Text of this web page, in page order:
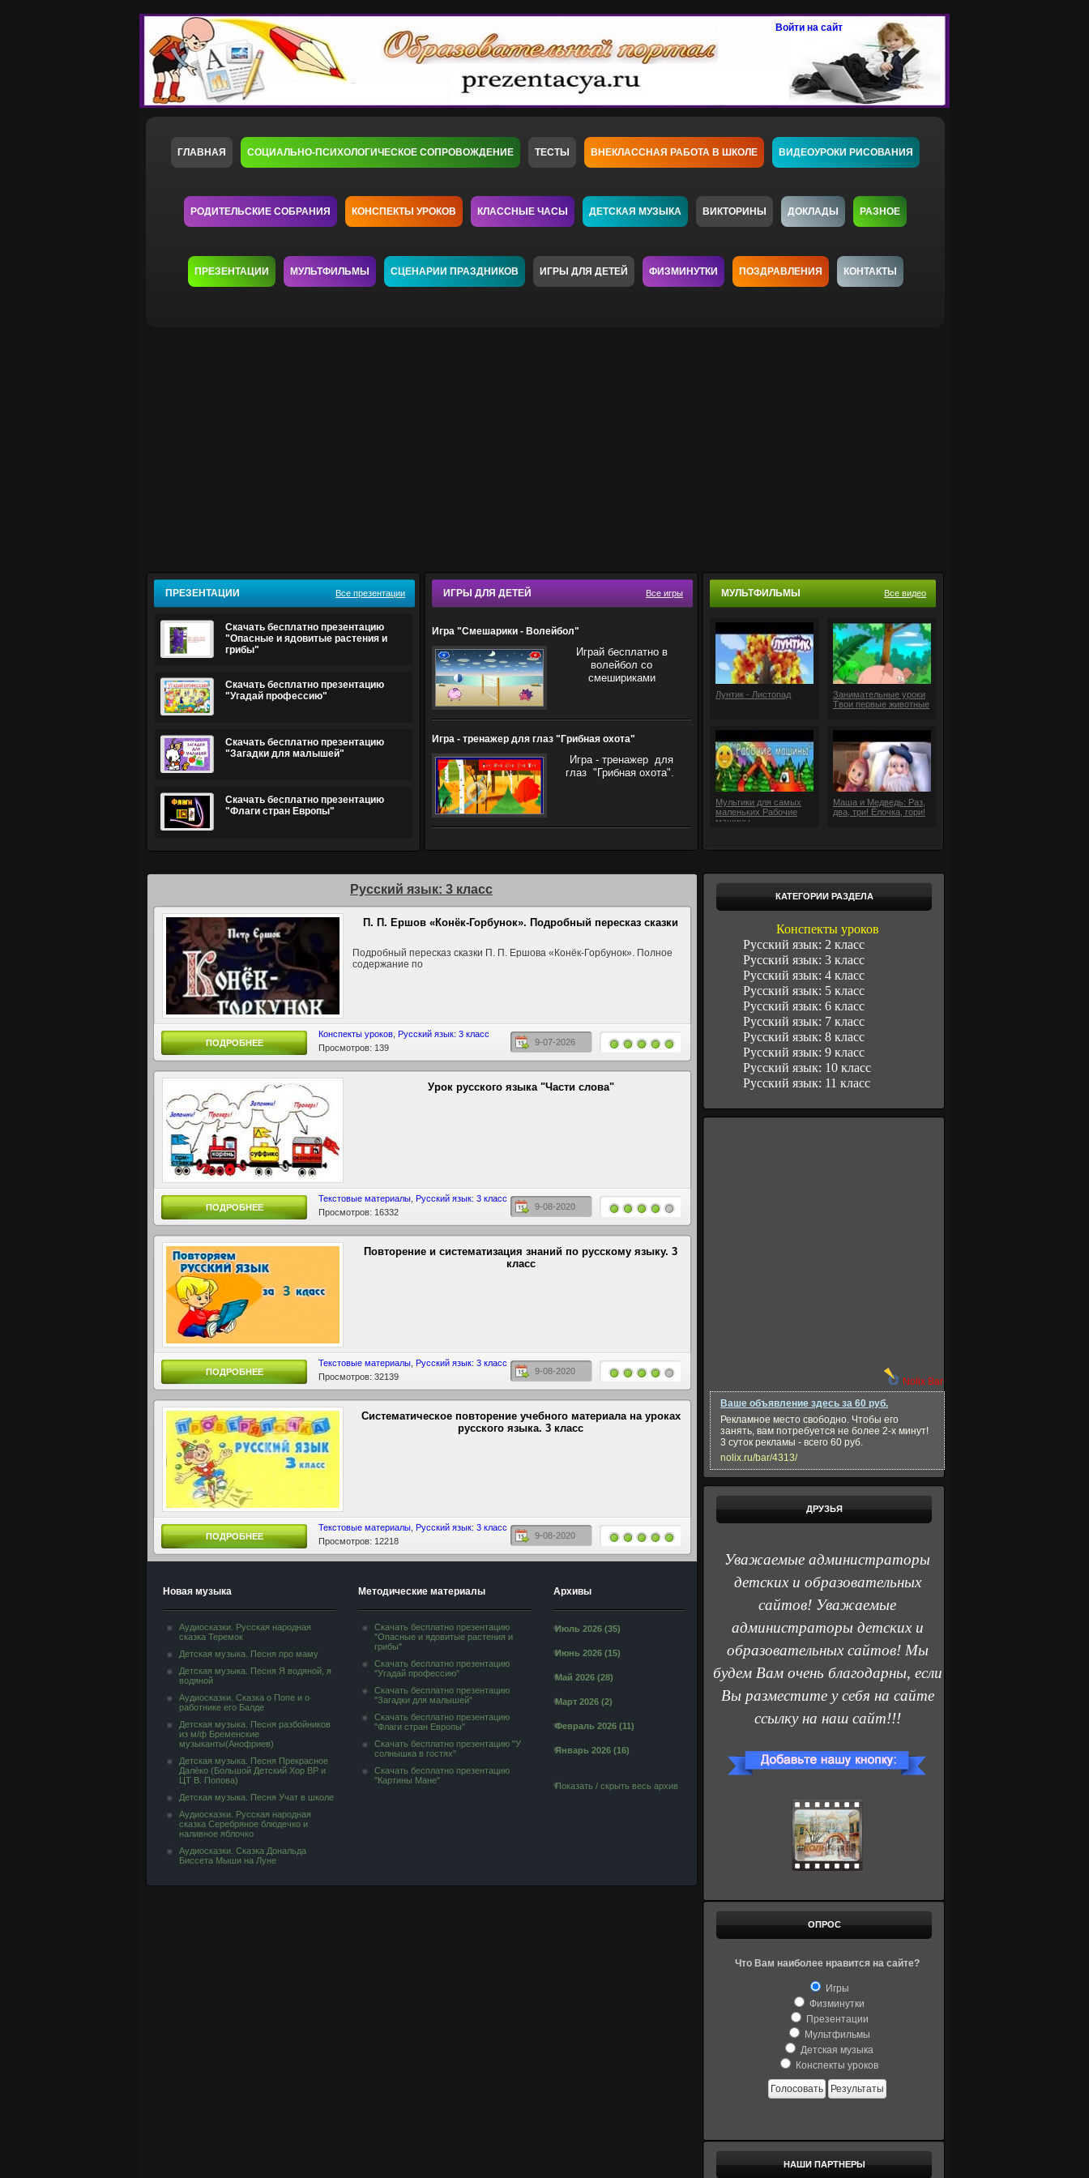
Войти на сайт
ГЛАВНАЯ СОЦИАЛЬНО-ПСИХОЛОГИЧЕСКОЕ СОПРОВОЖДЕНИЕ ТЕСТЫ ВНЕКЛАССНАЯ РАБОТА В ШКОЛЕ ВИДЕОУРОКИ РИСОВАНИЯ
РОДИТЕЛЬСКИЕ СОБРАНИЯ КОНСПЕКТЫ УРОКОВ КЛАССНЫЕ ЧАСЫ ДЕТСКАЯ МУЗЫКА ВИКТОРИНЫ ДОКЛАДЫ РАЗНОЕ
ПРЕЗЕНТАЦИИ МУЛЬТФИЛЬМЫ СЦЕНАРИИ ПРАЗДНИКОВ ИГРЫ ДЛЯ ДЕТЕЙ ФИЗМИНУТКИ ПОЗДРАВЛЕНИЯ КОНТАКТЫ
ПРЕЗЕНТАЦИИ Все презентации
Скачать бесплатно презентацию
"Опасные и ядовитые растения и
грибы"
Скачать бесплатно презентацию
"Угадай профессию"
Скачать бесплатно презентацию
"Загадки для малышей"
Скачать бесплатно презентацию
"Флаги стран Европы"
ИГРЫ ДЛЯ ДЕТЕЙ Все игры
Игра "Смешарики - Волейбол"
Играй бесплатно в
волейбол со
смешириками
Игра - тренажер для глаз "Грибная охота"
Игра - тренажер для
глаз "Грибная охота".
МУЛЬТФИЛЬМЫ Все видео
Лунтик - Листопад
Занимательные уроки
Твои первые животные
Мультики для самых
маленьких Рабочие
машины
Маша и Медведь: Раз,
два, три! Ёлочка, гори!
Русский язык: 3 класс
П. П. Ершов «Конёк-Горбунок». Подробный пересказ сказки
Подробный пересказ сказки П. П. Ершова «Конёк-Горбунок». Полное
содержание по
ПОДРОБНЕЕ
Конспекты уроков Русский язык: 3 класс
Просмотров: 139
9-07-2026
Урок русского языка "Части слова"
ПОДРОБНЕЕ
Текстовые материалы Русский язык: 3 класс
Просмотров: 16332
9-08-2020
Повторение и систематизация знаний по русскому языку. 3
класс
ПОДРОБНЕЕ
Текстовые материалы Русский язык: 3 класс
Просмотров: 32139
9-08-2020
Систематическое повторение учебного материала на уроках
русского языка. 3 класс
ПОДРОБНЕЕ
Текстовые материалы Русский язык: 3 класс
Просмотров: 12218
9-08-2020
Новая музыка
Аудиосказки. Русская народная
сказка Теремок
Детская музыка. Песня про маму
Детская музыка. Песня Я водяной, я
водяной
Аудиосказки. Сказка о Попе и о
работнике его Балде
Детская музыка. Песня разбойников
из м/ф Бременские
музыканты(Анофриев)
Детская музыка. Песня Прекрасное
Далёко (Большой Детский Хор ВР и
ЦТ В. Попова)
Детская музыка. Песня Учат в школе
Аудиосказки. Русская народная
сказка Серебряное блюдечко и
наливное яблочко
Аудиосказки. Сказка Дональда
Биссета Мыши на Луне
Методические материалы
Скачать бесплатно презентацию
"Опасные и ядовитые растения и
грибы"
Скачать бесплатно презентацию
"Угадай профессию"
Скачать бесплатно презентацию
"Загадки для малышей"
Скачать бесплатно презентацию
"Флаги стран Европы"
Скачать бесплатно презентацию "У
солнышка в гостях"
Скачать бесплатно презентацию
"Картины Мане"
Архивы
Июль 2026 (35)
Июнь 2026 (15)
Май 2026 (28)
Март 2026 (2)
Февраль 2026 (11)
Январь 2026 (16)
Показать / скрыть весь архив
КАТЕГОРИИ РАЗДЕЛА
Конспекты уроков
Русский язык: 2 класс
Русский язык: 3 класс
Русский язык: 4 класс
Русский язык: 5 класс
Русский язык: 6 класс
Русский язык: 7 класс
Русский язык: 8 класс
Русский язык: 9 класс
Русский язык: 10 класс
Русский язык: 11 класс
Nolix Bar
Ваше объявление здесь за 60 руб.
Рекламное место свободно. Чтобы его
занять, вам потребуется не более 2-х минут!
3 суток рекламы - всего 60 руб.
nolix.ru/bar/4313/
ДРУЗЬЯ
Уважаемые администраторы
детских и образовательных
сайтов! Уважаемые
администраторы детских и
образовательных сайтов! Мы
будем Вам очень благодарны, если
Вы разместите у себя на сайте
ссылку на наш сайт!!!
ОПРОС
Что Вам наиболее нравится на сайте?
Игры
Физминутки
Презентации
Мультфильмы
Детская музыка
Конспекты уроков
Голосовать Результаты
НАШИ ПАРТНЕРЫ